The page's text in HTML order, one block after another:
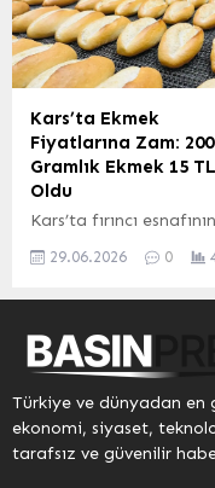
(KÖYDES)
genelinde köylerin
sorunlarını çözmek
amacıyla 119 milyon
bin 694 TL ödenek
edildi. Bu kaynak, köy
yolları, içme suyu ve
temel altyapı
iyileştirilmesinde
kullanılacak. Karabük
başkanlığında...
Kars’ta Ekmek
Fiyatlarına Zam: 200
Gramlık Ekmek 15 TL
Oldu
Kars’ta fırıncı esnafının
göstererek yaptığı zam
genelinde 200 gram
ekmeğin fiyatı yüzde
yükseldi. Temel
Giderlerdeki Yükseliş
Maliyetleri Artırdı Son
29.06.2026 0
Türkiye ve dünyadan en
ekonomi, siyaset,
tarafsız ve güvenilir